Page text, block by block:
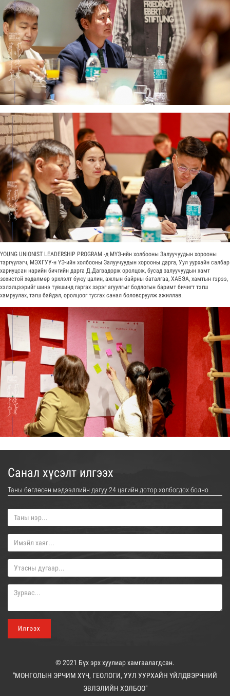
YOUNG UNIONIST LEADERSHIP PROGRAM -д МҮЭ-ийн холбооны Залуучуудын хорооны
тэргүүлэгч, МЭХГУУ-н ҮЭ-ийн холбооны Залуучуудын хорооны дарга, Уул уурхайн салбар
хариуцсан нарийн бичгийн дарга Д.Дагвадорж оролцож, бусад залуучуудын хамт
зохистой хөдөлмөр эрхлэлт буюу цалин, ажлын байрны баталгаа, ХАБЭА, хамтын гэрээ,
хэлэлцээрийг шинэ түвшинд гаргах зэрэг агуулгыг бодлогын баримт бичигт тэгш
хамруулах, тэгш байдал, оролцоог тусгах санал боловсруулж ажиллав.
Санал хүсэлт илгээх
Таны бөглөсөн мэдээллийн дагуу 24 цагийн дотор холбогдох болно
Илгээх
© 2021 Бүх эрх хуулиар хамгаалагдсан.
"МОНГОЛЫН ЭРЧИМ ХҮЧ, ГЕОЛОГИ, УУЛ УУРХАЙН ҮЙЛДВЭРЧНИЙ
ЭВЛЭЛИЙН ХОЛБОО"